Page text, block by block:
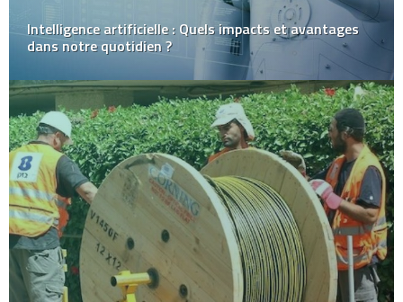
Intelligence artificielle : Quels impacts et avantages
dans notre quotidien ?